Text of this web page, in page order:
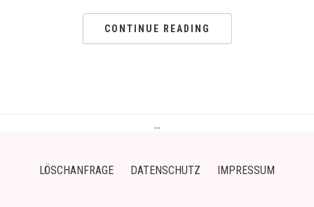
CONTINUE READING
LÖSCHANFRAGE DATENSCHUTZ IMPRESSUM